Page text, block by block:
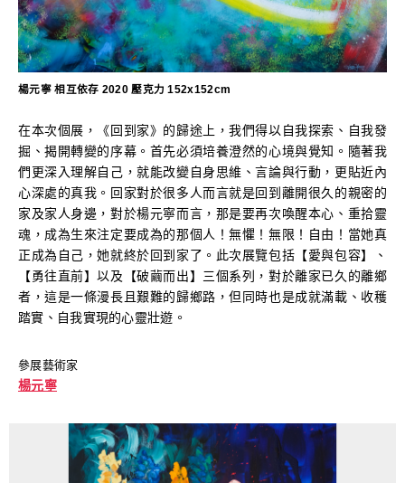
楊元寧 相互依存 2020 壓克力 152x152cm
在本次個展，《回到家》的歸途上，我們得以自我探索、自我發
掘、揭開轉變的序幕。首先必須培養澄然的心境與覺知。隨著我
們更深入理解自己，就能改變自身思維、言論與行動，更貼近內
心深處的真我。回家對於很多人而言就是回到離開很久的親密的
家及家人身邊，對於楊元寧而言，那是要再次喚醒本心、重拾靈
魂，成為生來注定要成為的那個人！無懼！無限！自由！當她真
正成為自己，她就終於回到家了。此次展覽包括【愛與包容】、
【勇往直前】以及【破繭而出】三個系列，對於離家已久的離鄉
者，這是一條漫長且艱難的歸鄉路，但同時也是成就滿載、收穫
踏實、自我實現的心靈壯遊。
參展藝術家
楊元寧